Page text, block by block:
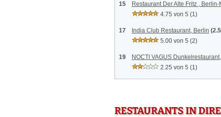
15
Restaurant Der Alte Fritz , Berlin-
4.75 von 5 (1)
17 India Club Restaurant, Berlin
5.00 von 5 (2)
19
NOCTI VAGUS
2.25 von 5 (1)
RESTAURANTS IN